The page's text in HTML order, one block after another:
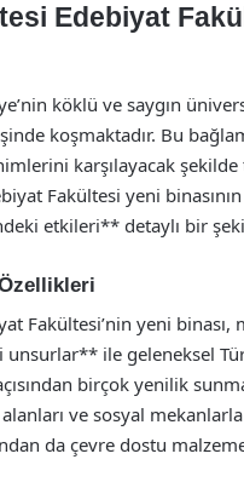
Edebiyat
köklü ve saygın
koşmaktadır. Bu
karşılayacak
Fakültesi yeni
etkileri** detaylı bir
Özellikleri
Fakültesi’nin yeni
ile geleneksel
birçok yenilik
ve sosyal mekanlarla
da çevre dostu